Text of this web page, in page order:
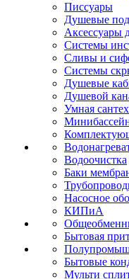
Писсуары
Душевые
Аксессуары
Системы
Сливы и
Системы
Душевые
Душевой
Умная
Водоочистка
Баки
Насосное
КИПиА
Бытовая
Бытовые
Мульти